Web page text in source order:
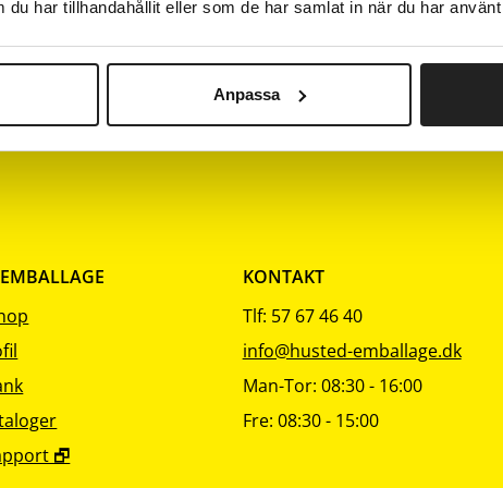
du har tillhandahållit eller som de har samlat in när du har
Anpassa
sortering
sortering
480 Nuværende
🗗
KONTAKT
Tlf: 57 67 46 40
info@husted-emballage.dk
Man-Tor: 08:30 - 16:00
Fre: 08:30 - 15:00